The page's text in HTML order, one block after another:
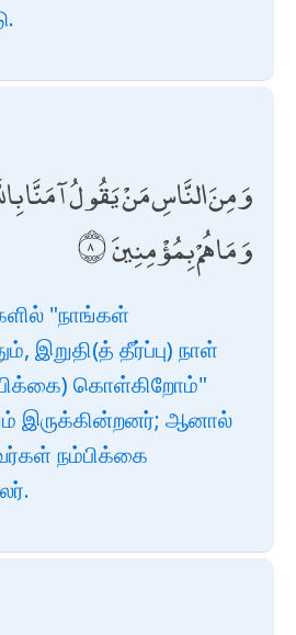
وَمِنَ النَّاسِ مَنْ يَقُولُ آمَنَّا
وَمَا هُمْ بِمُؤْمِنِينَ
"நாங்கள்
இறுதி(த் தீர்ப்பு) நாள்
கொள்கிறோம்"
இருக்கின்றனர்; ஆனால்
நம்பிக்கை